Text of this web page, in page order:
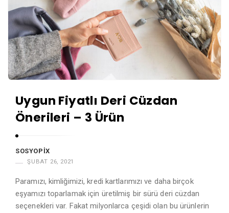
Uygun Fiyatlı Deri Cüzdan
Önerileri – 3 Ürün
SOSYOPIX
ŞUBAT 26, 2021
Paramızı, kimliğimizi, kredi kartlarımızı ve daha birçok
eşyamızı toparlamak için üretilmiş bir sürü deri cüzdan
seçenekleri var. Fakat milyonlarca çeşidi olan bu ürünlerin